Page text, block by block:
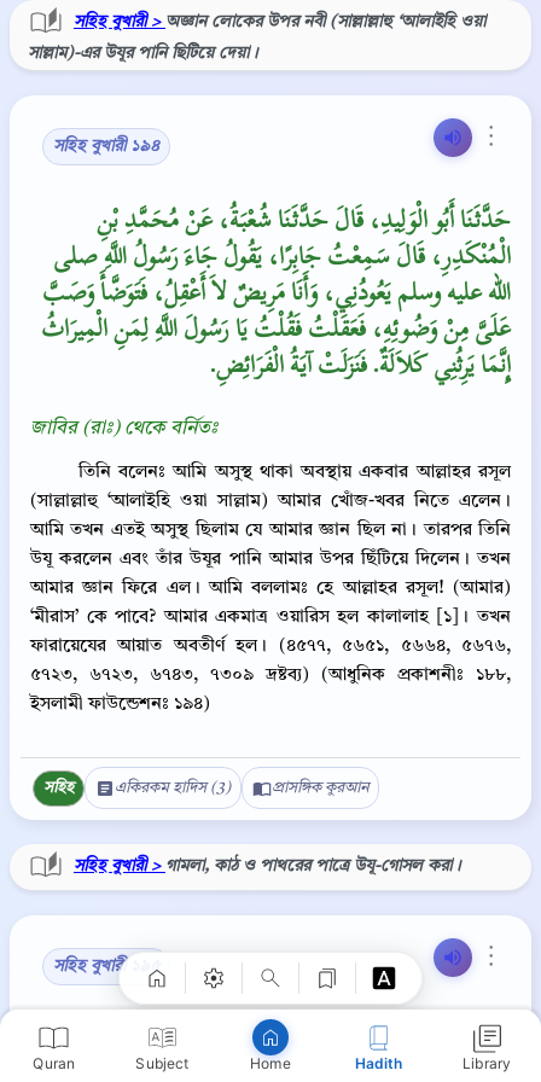
Quran Subject Home Hadith Library
সহিহ বুখারী > অজ্ঞান লোকের উপর নবী (সাল্লাল্লাহু ‘আলাইহি ওয়া
সাল্লাম)-এর উযূর পানি ছিটিয়ে দেয়া।
⋮
সহিহ বুখারী ১৯৪
حَدَّثَنَا أَبُو الْوَلِيدِ، قَالَ حَدَّثَنَا شُعْبَةُ، عَنْ مُحَمَّدِ بْنِ
الْمُنْكَدِرِ، قَالَ سَمِعْتُ جَابِرًا، يَقُولُ جَاءَ رَسُولُ اللَّهِ صلى
الله عليه وسلم يَعُودُنِي، وَأَنَا مَرِيضٌ لاَ أَعْقِلُ، فَتَوَضَّأَ وَصَبَّ
عَلَىَّ مِنْ وَضُوئِهِ، فَعَقَلْتُ فَقُلْتُ يَا رَسُولَ اللَّهِ لِمَنِ الْمِيرَاثُ
إِنَّمَا يَرِثُنِي كَلاَلَةٌ‏.‏ فَنَزَلَتْ آيَةُ الْفَرَائِضِ‏.‏
জাবির (রাঃ) থেকে বর্নিতঃ
তিনি বলেনঃ আমি অসুস্থ থাকা অবস্থায় একবার আল্লাহর রসূল
(সাল্লাল্লাহু ‘আলাইহি ওয়া সাল্লাম) আমার খোঁজ-খবর নিতে এলেন।
আমি তখন এতই অসুস্থ ছিলাম যে আমার জ্ঞান ছিল না। তারপর তিনি
উযূ করলেন এবং তাঁর উযূর পানি আমার উপর ছিঁটিয়ে দিলেন। তখন
আমার জ্ঞান ফিরে এল। আমি বললামঃ হে আল্লাহর রসূল! (আমার)
‘মীরাস’ কে পাবে? আমার একমাত্র ওয়ারিস হল কালালাহ [১]। তখন
ফারায়েযের আয়াত অবতীর্ণ হল। (৪৫৭৭, ৫৬৫১, ৫৬৬৪, ৫৬৭৬,
৫৭২৩, ৬৭২৩, ৬৭৪৩, ৭৩০৯ দ্রষ্টব্য) (আধুনিক প্রকাশনীঃ ১৮৮,
ইসলামী ফাউন্ডেশনঃ ১৯৪)
সহিহ একিরকম হাদিস (3) প্রাসঙ্গিক কুরআন
সহিহ বুখারী > গামলা, কাঠ ও পাথরের পাত্রে উযূ-গোসল করা।
⋮
সহিহ বুখারী ১৯৫
حَدَّثَنَا عَبْدُ اللَّهِ بْنُ مُنِيرٍ، سَمِعَ عَبْدَ اللَّهِ بْنَ بَكْرٍ، قَالَ حَدَّثَنَا
حُمَيْدٌ، عَنْ أَنَسٍ، قَالَ حَضَرَتِ الصَّلاَةُ، فَقَامَ مَنْ كَانَ
Copy